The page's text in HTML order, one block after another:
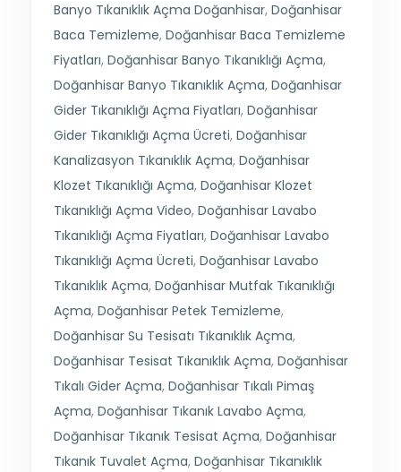
Banyo Tıkanıklık Açma Doğanhisar, Doğanhisar
Baca Temizleme, Doğanhisar Baca Temizleme
Fiyatları, Doğanhisar Banyo Tıkanıklığı Açma,
Doğanhisar Banyo Tıkanıklık Açma, Doğanhisar
Gider Tıkanıklığı Açma Fiyatları, Doğanhisar
Gider Tıkanıklığı Açma Ücreti, Doğanhisar
Kanalizasyon Tıkanıklık Açma, Doğanhisar
Klozet Tıkanıklığı Açma, Doğanhisar Klozet
Tıkanıklığı Açma Video, Doğanhisar Lavabo
Tıkanıklığı Açma Fiyatları, Doğanhisar Lavabo
Tıkanıklığı Açma Ücreti, Doğanhisar Lavabo
Tıkanıklık Açma, Doğanhisar Mutfak Tıkanıklığı
Açma, Doğanhisar Petek Temizleme,
Doğanhisar Su Tesisatı Tıkanıklık Açma,
Doğanhisar Tesisat Tıkanıklık Açma, Doğanhisar
Tıkalı Gider Açma, Doğanhisar Tıkalı Pimaş
Açma, Doğanhisar Tıkanık Lavabo Açma,
Doğanhisar Tıkanık Tesisat Açma, Doğanhisar
Tıkanık Tuvalet Açma, Doğanhisar Tıkanıklık